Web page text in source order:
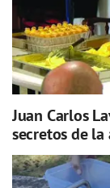
Juan Carlos
secretos de